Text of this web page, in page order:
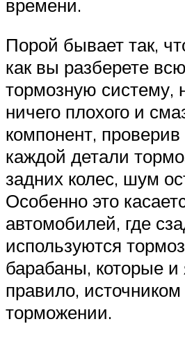
времени.
Порой бывает так,
как вы разберете
тормозную систему,
ничего плохого и
компонент,
каждой детали
задних колес, шум
Особенно это
автомобилей, где
используются
барабаны, которые и
правило, источником
торможении.